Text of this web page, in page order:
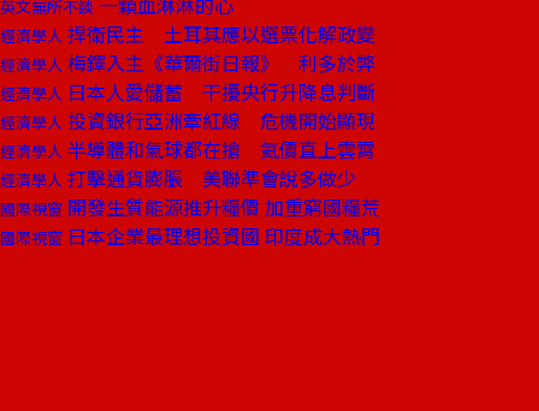
英文無所不談
經濟學人 捍衛民主 土耳其應以選票化解政變
經濟學人 梅鐸入主《華爾街日報》 利多於弊
經濟學人 日本人愛儲蓄 干擾央行升降息判斷
經濟學人 投資銀行亞洲牽紅線 危機開始顯現
經濟學人 半導體和氣球都在搶 氦價直上雲霄
經濟學人 打擊通貨膨脹 美聯準會說多做少
國際視窗 開發生質能源推升糧價 加重窮國糧荒
國際視窗 日本企業最理想投資國 印度成大熱門